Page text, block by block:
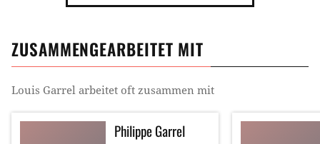
ZUSAMMENGEARBEITET MIT
Louis Garrel arbeitet oft zusammen mit
Philippe Garrel